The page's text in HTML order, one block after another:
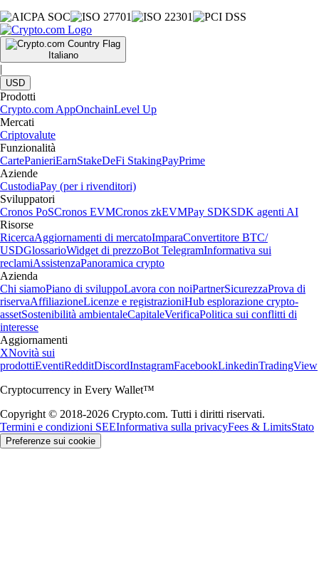
Italiano
|
USD
Prodotti
Crypto.com AppOnchainLevel Up
Mercati
Criptovalute
Funzionalità
CartePanieriEarnStakeDeFi StakingPayPrime
Aziende
CustodiaPay (per i rivenditori)
Sviluppatori
Cronos PoSCronos EVMCronos zkEVMPay SDKSDK agenti AI
Risorse
RicercaAggiornamenti di mercatoImparaConvertitore BTC/
USDGlossarioWidget di prezzoBot TelegramInformativa sui
reclamiAssistenzaPanoramica crypto
Azienda
Chi siamoPiano di sviluppoLavora con noiPartnerSicurezzaProva di
riservaAffiliazioneLicenze e registrazioniHub esplorazione crypto-
assetSostenibilità ambientaleCapitaleVerificaPolitica sui conflitti di
interesse
Aggiornamenti
XNovità sui
prodottiEventiRedditDiscordInstagramFacebookLinkedinTradingView
Cryptocurrency in Every Wallet™
Copyright © 2018-2026 Crypto.com. Tutti i diritti riservati.
Termini e condizioni SEEInformativa sulla privacyFees & LimitsStato
Preferenze sui cookie